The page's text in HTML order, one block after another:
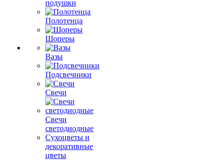
подушки
Полотенца
Шоперы
Вазы
Подсвечники
Свечи
Свечи
светодиодные
Сухоцветы и
декоративные
цветы